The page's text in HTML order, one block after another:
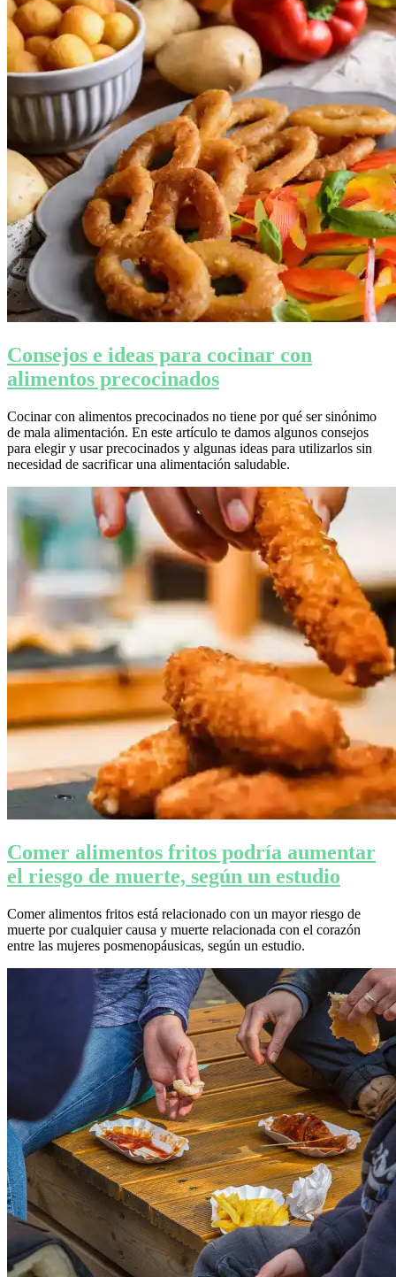
Consejos e ideas para cocinar con
alimentos precocinados
Cocinar con alimentos precocinados no tiene por qué ser sinónimo
de mala alimentación. En este artículo te damos algunos consejos
para elegir y usar precocinados y algunas ideas para utilizarlos sin
necesidad de sacrificar una alimentación saludable.
Comer alimentos fritos podría aumentar
el riesgo de muerte, según un estudio
Comer alimentos fritos está relacionado con un mayor riesgo de
muerte por cualquier causa y muerte relacionada con el corazón
entre las mujeres posmenopáusicas, según un estudio.